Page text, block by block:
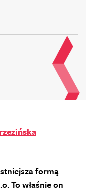
formą
To właśnie on